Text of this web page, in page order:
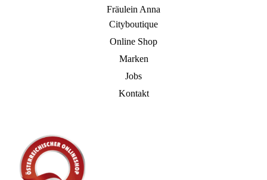
Fräulein Anna
Cityboutique
Online Shop
Marken
Jobs
Kontakt